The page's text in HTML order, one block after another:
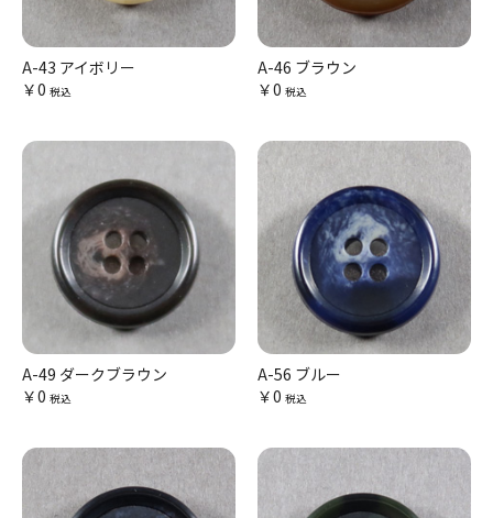
A-43 アイボリー
￥0 税込
A-46 ブラウン
￥0 税込
A-49 ダークブラウン
￥0 税込
A-56 ブルー
￥0 税込